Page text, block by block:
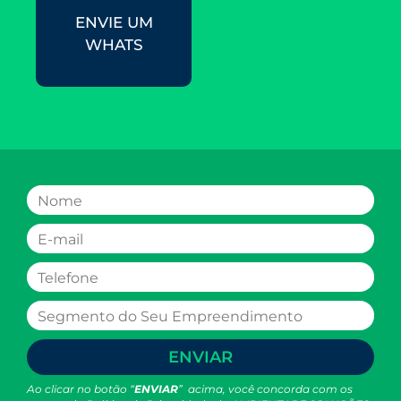
ENVIE UM
WHATS
ENVIAR
Ao clicar no botão “ENVIAR” acima, você concorda com os